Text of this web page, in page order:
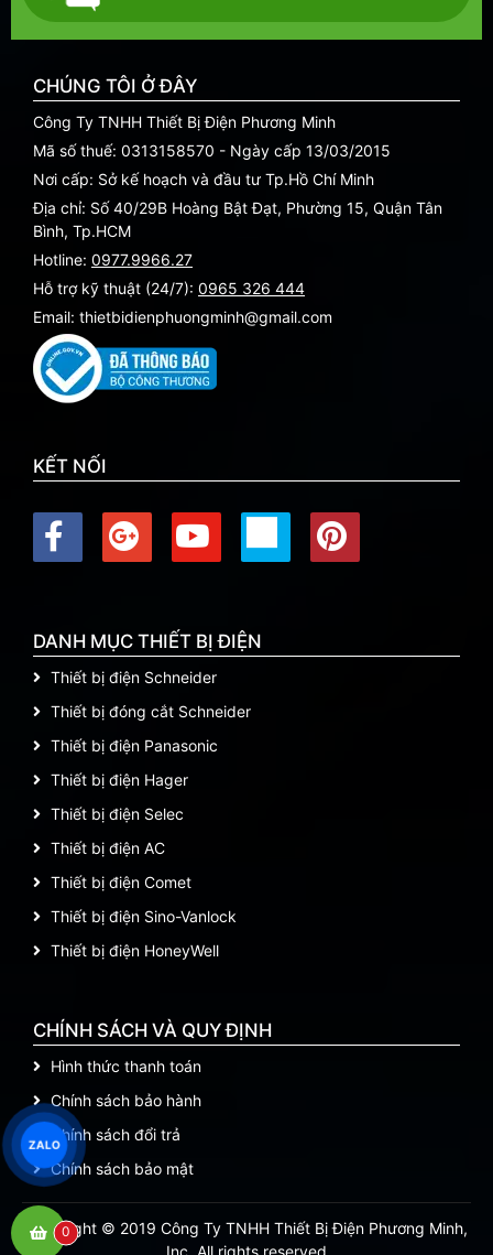
CHÚNG TÔI Ở ĐÂY
Công Ty TNHH Thiết Bị Điện Phương Minh
Mã số thuế: 0313158570 - Ngày cấp 13/03/2015
Nơi cấp: Sở kế hoạch và đầu tư Tp.Hồ Chí Minh
Địa chỉ: Số 40/29B Hoàng Bật Đạt, Phường 15, Quận Tân
Bình, Tp.HCM
Hotline: 0977.9966.27
Hỗ trợ kỹ thuật (24/7): 0965 326 444
Email: thietbidienphuongminh@gmail.com
KẾT NỐI
DANH MỤC THIẾT BỊ ĐIỆN
Thiết bị điện Schneider
Thiết bị đóng cắt Schneider
Thiết bị điện Panasonic
Thiết bị điện Hager
Thiết bị điện Selec
Thiết bị điện AC
Thiết bị điện Comet
Thiết bị điện Sino-Vanlock
Thiết bị điện HoneyWell
CHÍNH SÁCH VÀ QUY ĐỊNH
Hình thức thanh toán
Chính sách bảo hành
Chính sách đổi trả
Chính sách bảo mật
Copyright © 2019 Công Ty TNHH Thiết Bị Điện Phương Minh,
Inc. All rights reserved
0
ZALO